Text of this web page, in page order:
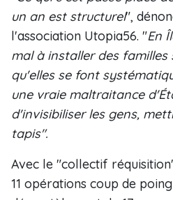
un an est structurel",
l'association Utopia56. "En Î
mal à installer des familles
qu'elles se font
une vraie maltraitance
d'invisibiliser les gens,
tapis".
Avec le "collectif
11 opérations coup de